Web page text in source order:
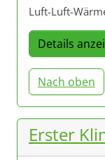
Luft-Luft-
Details
Nach oben
Erster